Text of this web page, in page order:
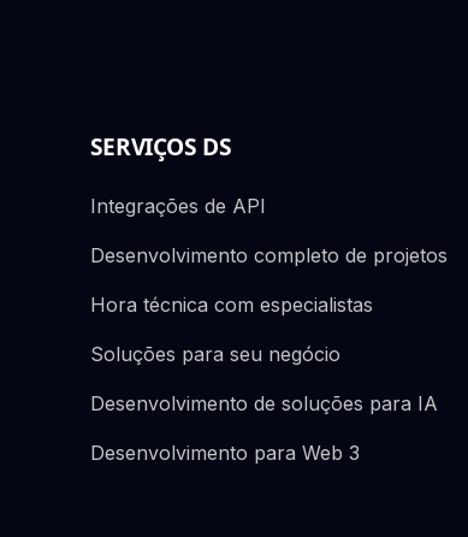
SERVIÇOS DS
Integrações de API
Desenvolvimento completo de projetos
Hora técnica com especialistas
Soluções para seu negócio
Desenvolvimento de soluções para IA
Desenvolvimento para Web 3